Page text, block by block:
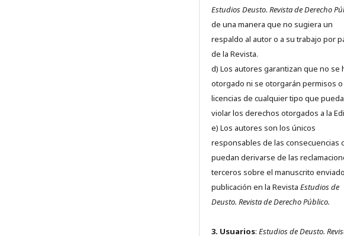
Estudios Deusto. Revista de Derecho
de una manera que no sugiera un
respaldo al autor o a su trabajo por
de la Revista.
d) Los autores garantizan que no se
otorgado ni se otorgarán permisos o
licencias de cualquier tipo que
violar los derechos otorgados a la
e) Los autores son los únicos
responsables de las consecuencias
puedan derivarse de las
terceros sobre el manuscrito
publicación en la Revista Estudios de
Deusto. Revista de Derecho Público.
3. Usuarios: Estudios de Deusto.